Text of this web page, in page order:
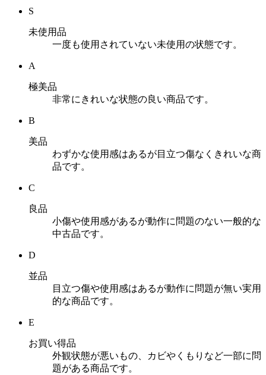
S
未使用品
一度も使用されていない未使用の状態です。
A
極美品
非常にきれいな状態の良い商品です。
B
美品
わずかな使用感はあるが目立つ傷なくきれいな商
品です。
C
良品
小傷や使用感があるが動作に問題のない一般的な
中古品です。
D
並品
目立つ傷や使用感はあるが動作に問題が無い実用
的な商品です。
E
お買い得品
外観状態が悪いもの、カビやくもりなど一部に問
題がある商品です。